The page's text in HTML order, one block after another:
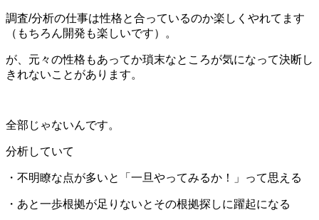
調査/分析の仕事は性格と合っているのか楽しくやれてます
（もちろん開発も楽しいです）。
が、元々の性格もあってか瑣末なところが気になって決断し
きれないことがあります。
全部じゃないんです。
分析していて
・不明瞭な点が多いと「一旦やってみるか！」って思える
・あと一歩根拠が足りないとその根拠探しに躍起になる